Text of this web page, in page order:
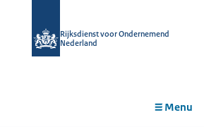
Rijksdienst voor Ondernemend
Nederland
Menu